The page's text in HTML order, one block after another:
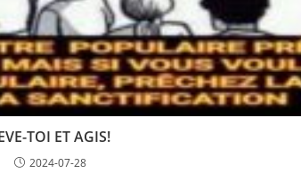
TOI ET AGIS!
2024-07-28